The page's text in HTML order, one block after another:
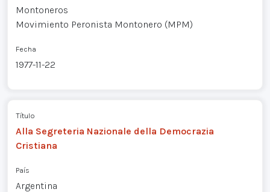
Montoneros
Movimiento Peronista Montonero (MPM)
Fecha
1977-11-22
Título
Alla Segreteria Nazionale della Democrazia
Cristiana
País
Argentina